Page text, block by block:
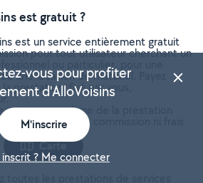
est gratuit ?
est un service entièrement gratuit
pour tout utilisateur cherchant un
ou particulier, pour une
une location de matériel. Payez
prestation, fixé par vous,
paiement en ligne de la prestation
sans aucune commission ni frais
Carte
vous pour profiter
d'AlloVoisins
M'inscrire
inscrit ? Me connecter